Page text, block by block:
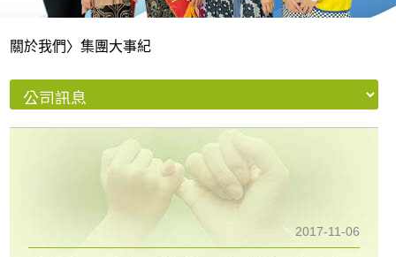
關於我們〉集團大事紀
2017-11-06